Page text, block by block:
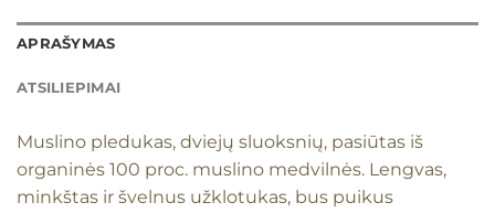
APRAŠYMAS
ATSILIEPIMAI
Muslino pledukas, dviejų sluoksnių, pasiūtas iš
organinės 100 proc. muslino medvilnės. Lengvas,
minkštas ir švelnus užklotukas, bus puikus